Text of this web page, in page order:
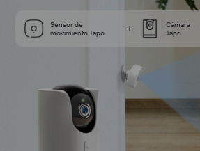
Sensor de
movimiento Tapo
+
Cámara
Tapo